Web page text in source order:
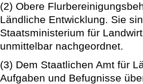
(2) Obere
Ländliche Entwicklung. Sie
Staatsministerium für
unmittelbar nachgeordnet.
(3) Dem Staatlichen Amt für
Aufgaben und Befugnisse